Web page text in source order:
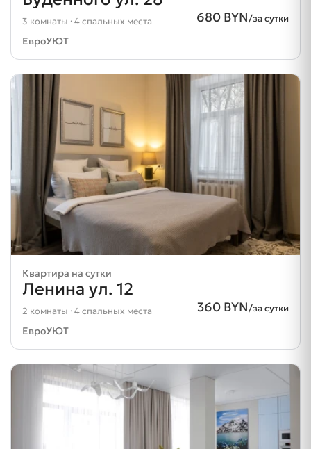
680 BYN/за сутки
3 комнаты · 4 спальных места
ЕвроУЮТ
Квартира на сутки
Ленина ул. 12
360 BYN/за сутки
2 комнаты · 4 спальных места
ЕвроУЮТ